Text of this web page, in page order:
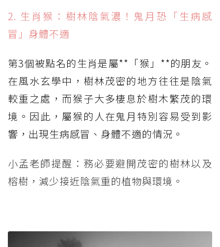
2. 生肖猴：樹林陰氣濃！鬼月恐「生病感
冒」身體不適
第3個被點名的生肖是屬**「猴」**的朋友。
在風水玄學中，樹林茂密的地方往往是陰氣
較重之處，而猴子大多棲息於樹木繁茂的環
境。因此，屬猴的人在鬼月特別容易受到影
響，出現生病感冒、身體不適的情況。
小孟老師提醒：務必要避開茂密的樹林以及
榕樹，減少接近陰氣重的植物與環境。